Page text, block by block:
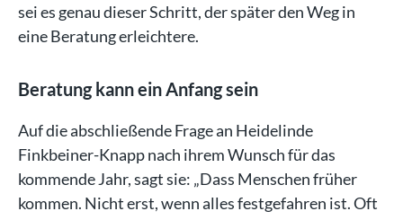
sei es genau dieser Schritt, der später den Weg in
eine Beratung erleichtere.
Beratung kann ein Anfang sein
Auf die abschließende Frage an Heidelinde
Finkbeiner-Knapp nach ihrem Wunsch für das
kommende Jahr, sagt sie: „Dass Menschen früher
kommen. Nicht erst, wenn alles festgefahren ist. Oft